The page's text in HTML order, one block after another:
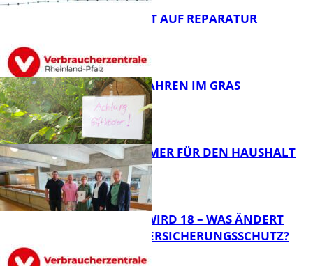
FB News
FB News
NEUES RECHT AUF REPARATUR
Panorama
GIFTIGE GEFAHREN IM GRAS
Panorama
40 JAHRE IMMER FÜR DEN HAUSHALT
DA
MEIN KIND WIRD 18 – WAS ÄNDERT
SICH BEIM VERSICHERUNGSSCHUTZ?